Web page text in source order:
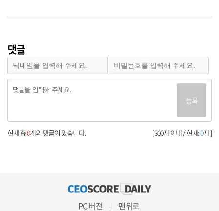
댓글
등록
[ 300자 이내 / 현재:0자 ]
현재 총0개의 댓글이 있습니다.
PC 버전 맨위로